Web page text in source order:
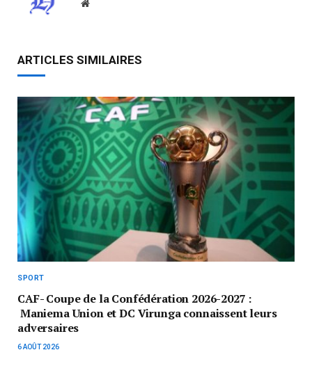
Website
ARTICLES SIMILAIRES
SPORT
CAF- Coupe de la Confédération 2026-2027 :
Maniema Union et DC Virunga connaissent leurs
adversaires
6 AOÛT 2026